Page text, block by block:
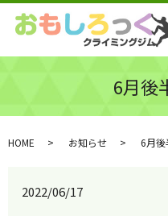
6月後
HOME お知らせ 6月後
2022/06/17